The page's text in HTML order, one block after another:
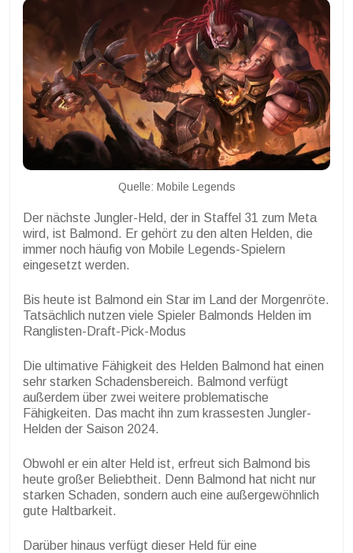
Quelle: Mobile Legends
Der nächste Jungler-Held, der in Staffel 31 zum Meta
wird, ist Balmond. Er gehört zu den alten Helden, die
immer noch häufig von Mobile Legends-Spielern
eingesetzt werden.
Bis heute ist Balmond ein Star im Land der Morgenröte.
Tatsächlich nutzen viele Spieler Balmonds Helden im
Ranglisten-Draft-Pick-Modus
Die ultimative Fähigkeit des Helden Balmond hat einen
sehr starken Schadensbereich. Balmond verfügt
außerdem über zwei weitere problematische
Fähigkeiten. Das macht ihn zum krassesten Jungler-
Helden der Saison 2024.
Obwohl er ein alter Held ist, erfreut sich Balmond bis
heute großer Beliebtheit. Denn Balmond hat nicht nur
starken Schaden, sondern auch eine außergewöhnlich
gute Haltbarkeit.
Darüber hinaus verfügt dieser Held für eine